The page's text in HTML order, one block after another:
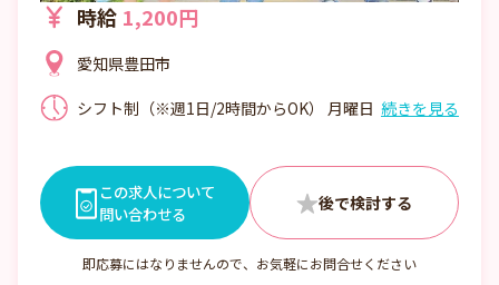
時給 1,200円
愛知県豊田市
シフト制（※週1日/2時間からOK） 月曜日 続きを見る
この求人について
問い合わせる
即応募にはなりませんので、お気軽にお問合せください